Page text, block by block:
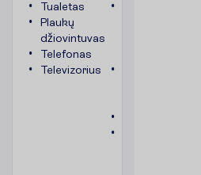
Tualetas
Plaukų
džiovintuvas
Telefonas
Televizorius